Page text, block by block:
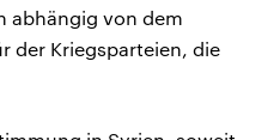
abhängig von dem
der Kriegsparteien, die